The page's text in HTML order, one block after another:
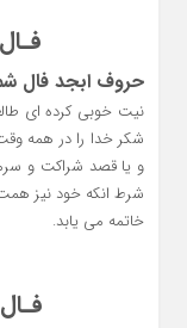
حروف ابجد فال
نیت خوبی کرده ای
شکر خدا را در همه
و یا قصد شراکت و
شرط انکه خود نیز
خاتمه می یابد.